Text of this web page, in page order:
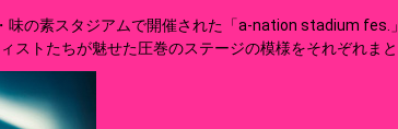
の素スタジアムで開催された「a-nation stadium fes.」
トたちが魅せた圧巻のステージの模様をそれぞれま